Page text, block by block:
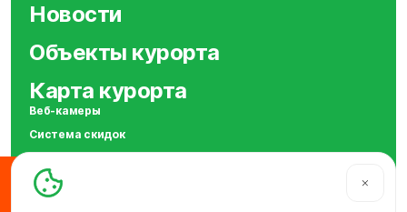
Новости
Объекты курорта
Карта курорта
Веб-камеры
Система скидок